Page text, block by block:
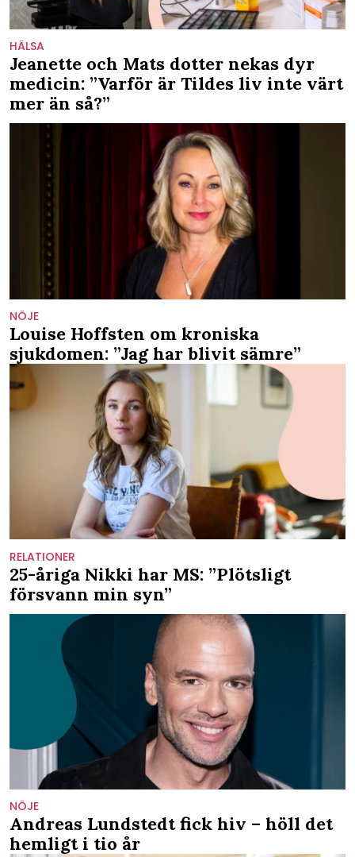
HÄLSA
Jeanette och Mats dotter nekas dyr
medicin: ”Varför är Tildes liv inte värt
mer än så?”
NÖJE
Louise Hoffsten om kroniska
sjukdomen: ”Jag har blivit sämre”
RELATIONER
25-åriga Nikki har MS: ”Plötsligt
försvann min syn”
NÖJE
Andreas Lundstedt fick hiv – höll det
hemligt i tio år